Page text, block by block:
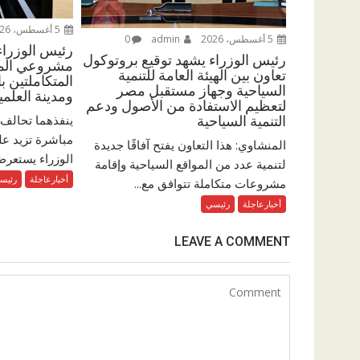
0
رئيس الوزراء يشهد توقيع بروتوكول
تعاون بين الهيئة العامة للتنمية
السياحية وجهاز مستقبل مصر
لتعظيم الاستفادة من الأصول ودعم
التنمية السياحية
المنشاوي: هذا التعاون يفتح آفاقًا جديدة
لتنمية عدد من المواقع السياحية وإقامة
مشروعات متكاملة تتوافق مع...
أخبارعاجلة رئيسي
رئيس
مشروعي
المتكاملتين
ومدينة
ينفذهما
الوزراء
أخبارعاجلة
LEAVE A COMMENT